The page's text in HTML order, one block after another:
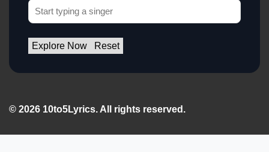
Explore Now Reset
© 2026 10to5Lyrics. All rights reserved.